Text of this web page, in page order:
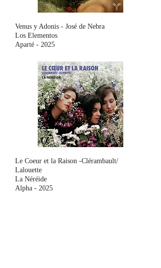
Venus y Adonis - José de Nebra
Los Elementos
Aparté - 2025
Le Coeur et la Raison -Clérambault/
Lalouette
La Néréide
Alpha - 2025